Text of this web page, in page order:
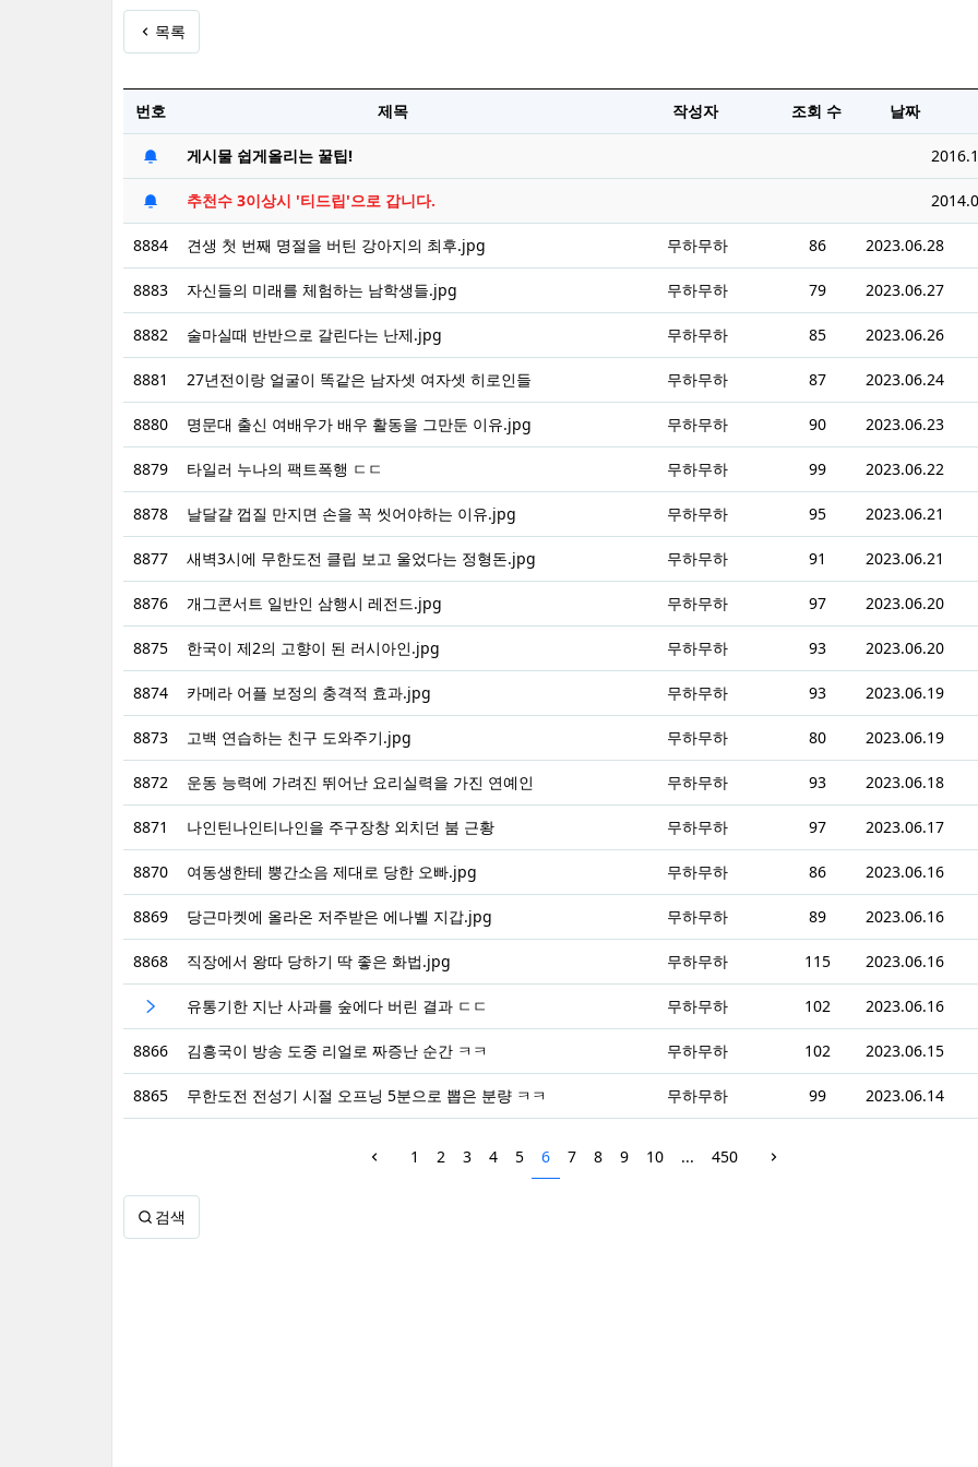
목록
번호 제목 작성자 조회 수 날짜
게시물 쉽게올리는 꿀팁!
추천수 3이상시 '티드립'으로 갑니다.
8884 견생 첫 번째 명절을 버틴 강아지의 최후.jpg 무하무하 86 2023.06.28
8883 자신들의 미래를 체험하는 남학생들.jpg 무하무하 79 2023.06.27
8882 술마실때 반반으로 갈린다는 난제.jpg 무하무하 85 2023.06.26
8881 27년전이랑 얼굴이 똑같은 남자셋 여자셋 히로인들 무하무하 87 2023.06.24
8880 명문대 출신 여배우가 배우 활동을 그만둔 이유.jpg 무하무하 90 2023.06.23
8879 타일러 누나의 팩트폭행 ㄷㄷ 무하무하 99 2023.06.22
8878 날달걀 껍질 만지면 손을 꼭 씻어야하는 이유.jpg 무하무하 95 2023.06.21
8877 새벽3시에 무한도전 클립 보고 울었다는 정형돈.jpg 무하무하 91 2023.06.21
8876 개그콘서트 일반인 삼행시 레전드.jpg 무하무하 97 2023.06.20
8875 한국이 제2의 고향이 된 러시아인.jpg 무하무하 93 2023.06.20
8874 카메라 어플 보정의 충격적 효과.jpg 무하무하 93 2023.06.19
8873 고백 연습하는 친구 도와주기.jpg 무하무하 80 2023.06.19
8872 운동 능력에 가려진 뛰어난 요리실력을 가진 연예인 무하무하 93 2023.06.18
8871 나인틴나인티나인을 주구장창 외치던 붐 근황 무하무하 97 2023.06.17
8870 여동생한테 뿡간소음 제대로 당한 오빠.jpg 무하무하 86 2023.06.16
8869 당근마켓에 올라온 저주받은 에나벨 지갑.jpg 무하무하 89 2023.06.16
8868 직장에서 왕따 당하기 딱 좋은 화법.jpg 무하무하 115 2023.06.16
유통기한 지난 사과를 숲에다 버린 결과 ㄷㄷ 무하무하 102 2023.06.16
8866 김흥국이 방송 도중 리얼로 짜증난 순간 ㅋㅋ 무하무하 102 2023.06.15
8865 무한도전 전성기 시절 오프닝 5분으로 뽑은 분량 ㅋㅋ 무하무하 99 2023.06.14
1 2 3 4 5 6 7 8 9 10 ... 450
검색